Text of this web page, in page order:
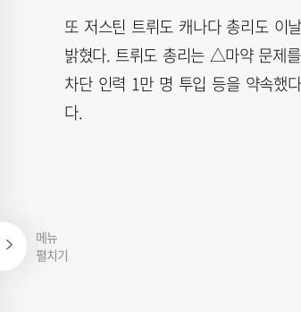
메뉴
펼치기
또 저스틴 트뤼도 캐나다 총리도 이
밝혔다. 트뤼도 총리는 △마약 문제
차단 인력 1만 명 투입 등을 약속했
다.